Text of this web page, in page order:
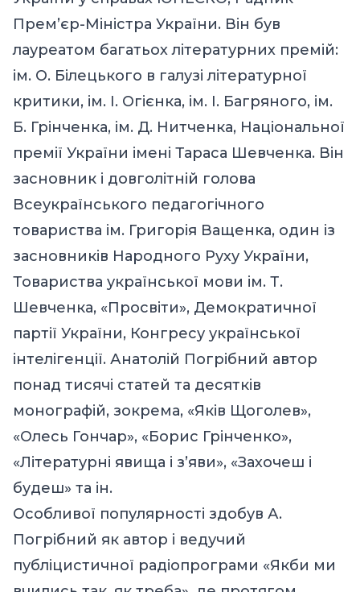
Прем’єр-Міністра України. Він був
лауреатом багатьох літературних премій:
ім. О. Білецького в галузі літературної
критики, ім. І. Огієнка, ім. І. Багряного, ім.
Б. Грінченка, ім. Д. Нитченка, Національної
премії України імені Тараса Шевченка. Він
засновник і довголітній голова
Всеукраїнського педагогічного
товариства ім. Григорія Ващенка, один із
засновників Народного Руху України,
Товариства української мови ім. Т.
Шевченка, «Просвіти», Демократичної
партії України, Конгресу української
інтелігенції. Анатолій Погрібний автор
понад тисячі статей та десятків
монографій, зокрема, «Яків Щоголев»,
«Олесь Гончар», «Борис Грінченко»,
«Літературні явища і з’яви», «Захочеш і
будеш» та ін.
Особливої популярності здобув А.
Погрібний як автор і ведучий
публіцистичної радіопрограми «Якби ми